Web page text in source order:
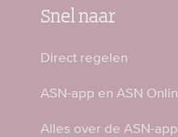
Snel naar
Direct regelen
ASN-app en ASN
Alles over de ASN-app